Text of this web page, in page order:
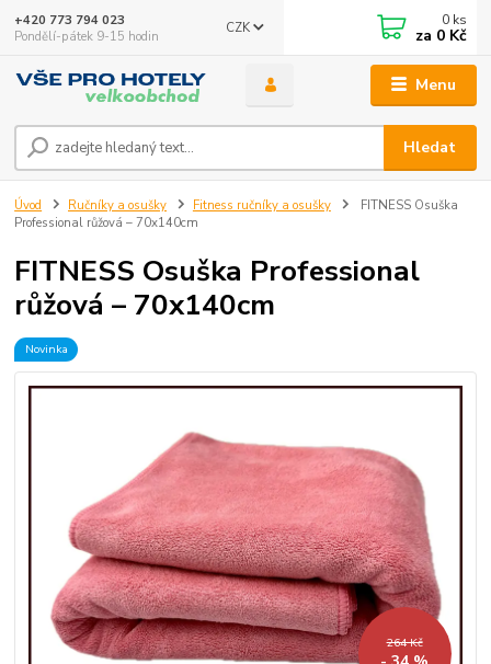
Menu
CZK
Hledat
+420 773 794 023
Pondělí-pátek 9-15 hodin
0 ks
za 0 Kč
Úvod Ručníky a osušky Fitness ručníky a osušky
FITNESS Osuška
Professional růžová – 70x140cm
FITNESS Osuška Professional
růžová – 70x140cm
Novinka
264 Kč